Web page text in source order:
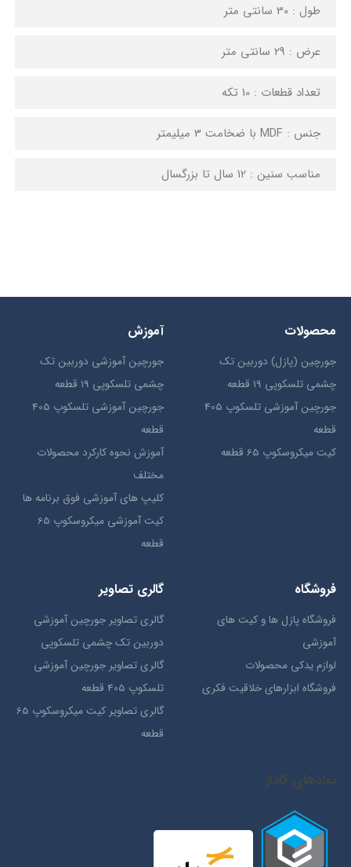
طول : 30 سانتی متر
عرض : 29 سانتی متر
تعداد قطعات : 10 تکه
جنس : MDF با ضخامت 3 میلیمتر
مناسب سنین : 12 سال تا بزرگسال
محصولات
جورچین (پازل) دوربین تک
چشمی تلسکوپی 19 قطعه
جورچین آموزشی تلسکوپ 405
قطعه
کیت میکروسکوپ 65 قطعه
آموزش
جورچین آموزشی دوربین تک
چشمی تلسکوپی 19 قطعه
جورچین آموزشی تلسکوپ 405
قطعه
آموزش نحوه کارکرد محصولات
مختلف
کلیپ های آموزشی فوق برنامه ها
کیت آموزشی میکروسکوپ 65
قطعه
فروشگاه
فروشگاه پازل ها و کیت های
آموزشی
لوازم یدکی محصولات
فروشگاه ابزارهای خلاقیت فکری
گالری تصاویر
گالری تصاویر جورچین آموزشی
دوربین تک چشمی تلسکوپی
گالری تصاویر جورچین آموزشی
تلسکوپ 405 قطعه
گالری تصاویر کیت میکروسکوپ 65
قطعه
نمادهای کاداز